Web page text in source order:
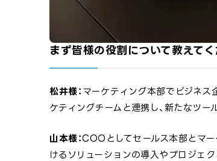
まず皆様の役割について教えてく
松井様： マーケティング本部でビジネス
ケティングチームと連携し、新たなツー
山本様：COOとしてセールス本部とマ
けるソリューションの導入やプロジェ